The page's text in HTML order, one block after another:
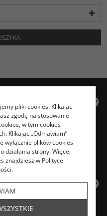
pliki cookies. Klikając
zgodę na stosowanie
w tym cookies
Klikając „Odmawiam”
wyłącznie plików cookies
działania strony. Więcej
znajdziesz w Polityce